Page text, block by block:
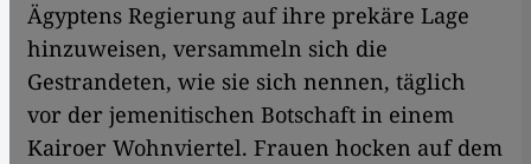
Ägyptens Regierung auf ihre prekäre Lage
hinzuweisen, versammeln sich die
Gestrandeten, wie sie sich nennen, täglich
vor der jemenitischen Botschaft in einem
Kairoer Wohnviertel. Frauen hocken auf dem